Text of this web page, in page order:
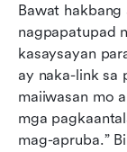
Bawat
nagpapatupad
kasaysayan
ay naka-link sa
maiiwasan mo
mga
mag-apruba.”